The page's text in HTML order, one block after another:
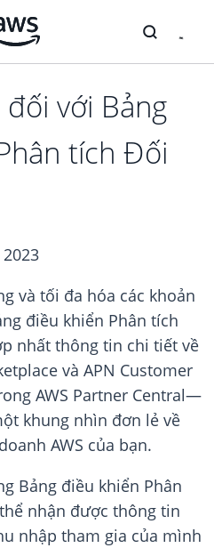
với Bảng
tích Đối
và tối đa hóa các khoản
điều khiển Phân tích
nhất thông tin chi tiết về
và APN Customer
AWS Partner Central—
khung nhìn đơn lẻ về
AWS của bạn.
Bảng điều khiển Phân
nhận được thông tin
nhập tham gia của mình